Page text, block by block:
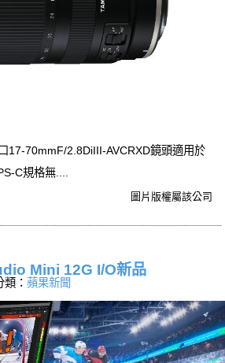
17-70mmF/2.8DiIII-AVCRXD鏡頭適用於
C規格無....
圖片版權屬該公司
Mini 12G I/O新品
： 蘋果新聞